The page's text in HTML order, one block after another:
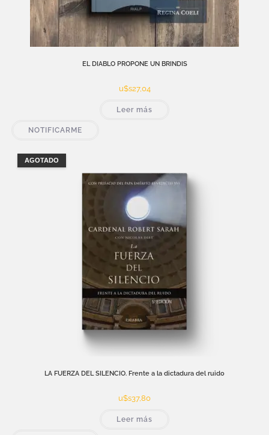
EL DIABLO PROPONE UN BRINDIS
u$s27,04
Leer más
NOTIFICARME
AGOTADO
LA FUERZA DEL SILENCIO. Frente a la dictadura del ruido
u$s37,80
Leer más